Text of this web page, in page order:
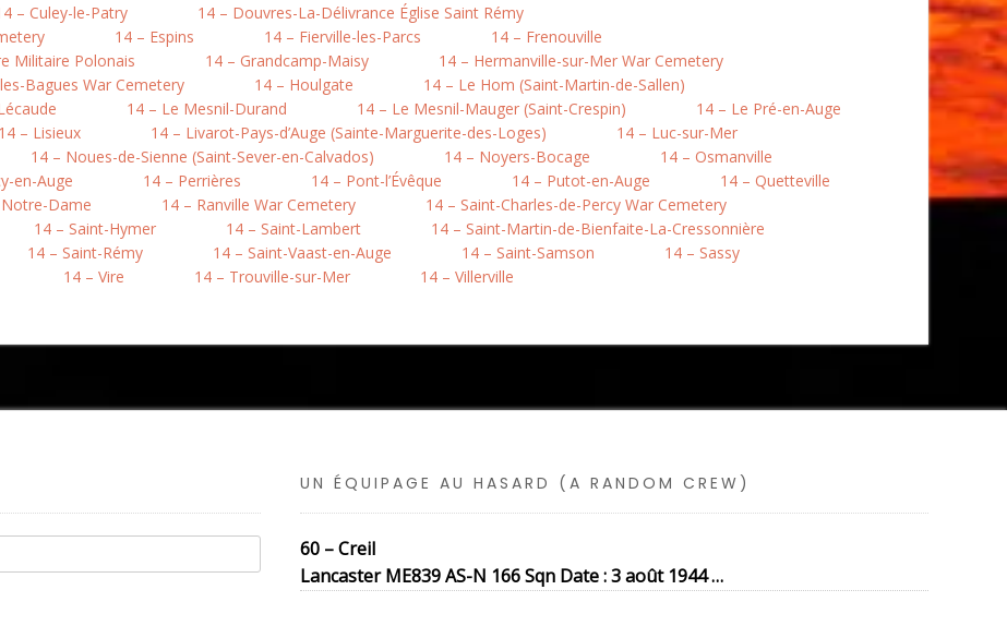
– Culey-le-Patry
14 – Douvres-La-Délivrance Église Saint Rémy
14 – Espins 14 – Fierville-les-Parcs
14 – Frenouville
Militaire Polonais
14 – Grandcamp-Maisy
14 – Hermanville-sur-Mer War Cemetery
Bagues War Cemetery 14 – Houlgate
14 – Le Hom (Saint-Martin-de-Sallen)
14 – Le Mesnil-Durand 14 – Le Mesnil-Mauger (Saint-Crespin)
14 – Le Pré-en-Auge
14 – Lisieux 14 – Livarot-Pays-d’Auge (Sainte-Marguerite-des-Loges)
14 – Luc-sur-Mer
14 – Noues-de-Sienne (Saint-Sever-en-Calvados) 14 – Noyers-Bocage
14 – Osmanville
en-Auge 14 – Perrières 14 – Pont-l’Évêque 14 – Putot-en-Auge
14 – Quetteville
Notre-Dame
14 – Ranville War Cemetery
14 – Saint-Charles-de-Percy War Cemetery
14 – Saint-Hymer 14 – Saint-Lambert
14 – Saint-Martin-de-Bienfaite-La-Cressonnière
14 – Saint-Rémy 14 – Saint-Vaast-en-Auge 14 – Saint-Samson
14 – Sassy
14 – Vire 14 – Trouville-sur-Mer 14 – Villerville
UN ÉQUIPAGE AU HASARD (A RANDOM CREW)
60 – Creil
Lancaster ME839 AS-N 166 Sqn Date : 3 août 1944 …